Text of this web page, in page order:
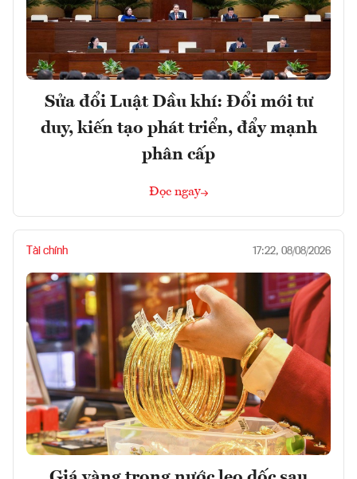
Sửa đổi Luật Dầu khí: Đổi mới tư
duy, kiến tạo phát triển, đẩy mạnh
phân cấp
Đọc ngay
Tài chính 17:22, 08/08/2026